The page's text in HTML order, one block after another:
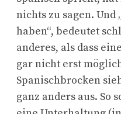
nichts zu sagen. Und
haben“, bedeutet
anderes, als dass
gar nicht erst
Spanischbrocken
ganz anders aus. So